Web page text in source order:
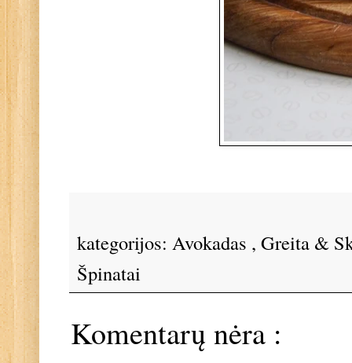
kategorijos: Avokadas , Greita &
Špinatai
Komentarų nėra :